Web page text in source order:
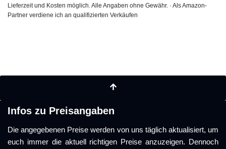
Lieferzeit und Kosten möglich. Alle Angaben ohne Gewähr. · Als Amazon-
Partner verdiene ich an qualifizierten Verkäufen
Infos zu Preisangaben
Die angegebenen Preise werden von uns täglich aktualisiert, um
euch immer die aktuell richtigen Preise anzuzeigen. Dennoch